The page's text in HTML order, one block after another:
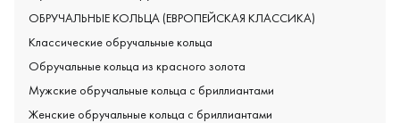
ОБРУЧАЛЬНЫЕ КОЛЬЦА (ЕВРОПЕЙСКАЯ КЛАССИКА)
Классические обручальные кольца
Обручальные кольца из красного золота
Мужские обручальные кольца с бриллиантами
Женские обручальные кольца с бриллиантами